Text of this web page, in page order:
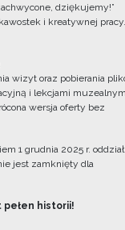
dziękujemy!”
i kreatywnej pracy.
wizyt oraz pobierania
i lekcjami
wersja oferty bez
1 grudnia 2025 r. oddział
jest zamknięty dla
pełen historii!